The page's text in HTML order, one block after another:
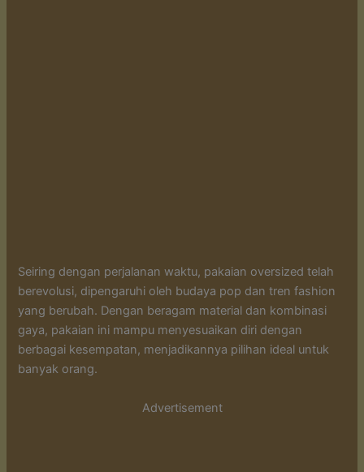
Seiring dengan perjalanan waktu, pakaian oversized telah
berevolusi, dipengaruhi oleh budaya pop dan tren fashion
yang berubah. Dengan beragam material dan kombinasi
gaya, pakaian ini mampu menyesuaikan diri dengan
berbagai kesempatan, menjadikannya pilihan ideal untuk
banyak orang.
Advertisement